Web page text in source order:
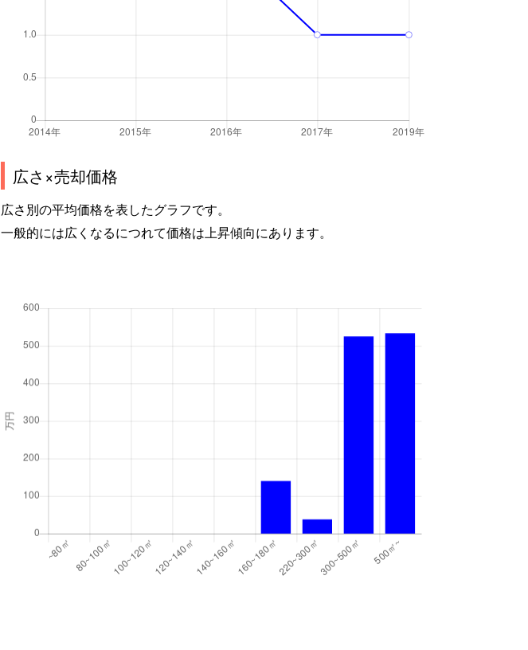
広さ×売却価格
広さ別の平均価格を表したグラフです。
一般的には広くなるにつれて価格は上昇傾向にあります。